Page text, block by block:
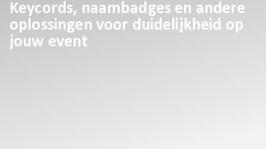
Keycords, naambadges en andere
oplossingen voor duidelijkheid op
jouw event